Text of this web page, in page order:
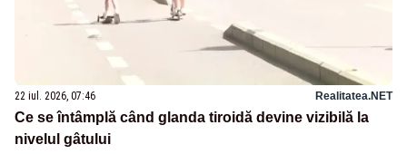
22 iul. 2026, 07:46 Realitatea.NET
Ce se întâmplă când glanda tiroidă devine vizibilă la
nivelul gâtului